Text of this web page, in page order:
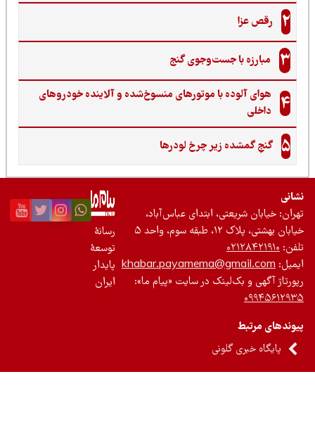
رقص عزا
مبارزه با جست‌وجوی گنج‌
هوای آلوده با موتورهای منسوخ‌شده و آلاینده خودروهای
داخلی
گنجِ گمشده زیر چرخ لودرها
خیابان شریعتی، ابتدای عباس‌آباد،
بهشتی، پلاک ۱۲، طبقه سوم، واحد ۵
۰۲۱۲۸۴۲۱۹۱۰
khabar.payamema@gmail.com
آگهی و بک‌لینک در سایت «پیام ما»:
مرتبط
پایگاه خبری گلونی
رسانۀ
توسعۀ
پایدار
ایران